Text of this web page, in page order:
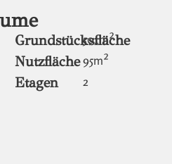
Grundstücksfläche
501m²
Nutzfläche95m²
Etagen 2